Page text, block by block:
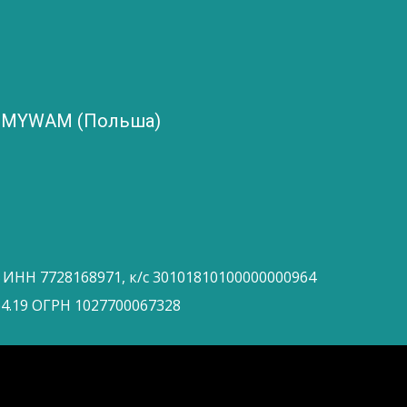
(Польша)
7728168971, к/с 30101810100000000964
ОГРН 1027700067328